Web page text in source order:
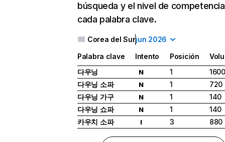
búsqueda y el nivel de
cada palabra clave.
Corea del Surjun 2026
Palabra clave Intento Posición
다우닝
N 1
1600
다우닝 소파
N 1
720
다우닝 가구
N 1
140
다우닝 쇼파
N 1
140
카우치 소파
I 3 880